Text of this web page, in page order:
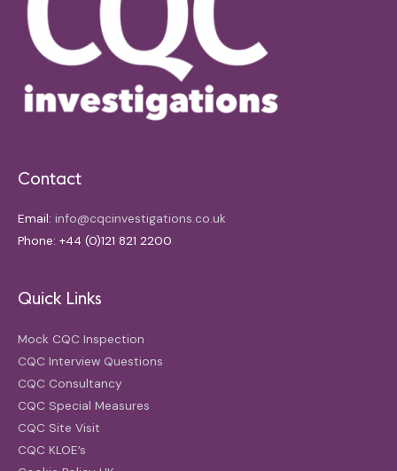
Contact
Email: info@cqcinvestigations.co.uk
Phone: +44 (0)121 821 2200
Quick Links
Mock CQC Inspection
CQC Interview Questions
CQC Consultancy
CQC Special Measures
CQC Site Visit
CQC KLOE’s